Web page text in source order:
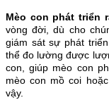
Mèo con phát triển
vòng đời, dù cho
giám sát sự phát
thể đo lường được
con, giúp mèo con
mèo con mồ coi
vậy.